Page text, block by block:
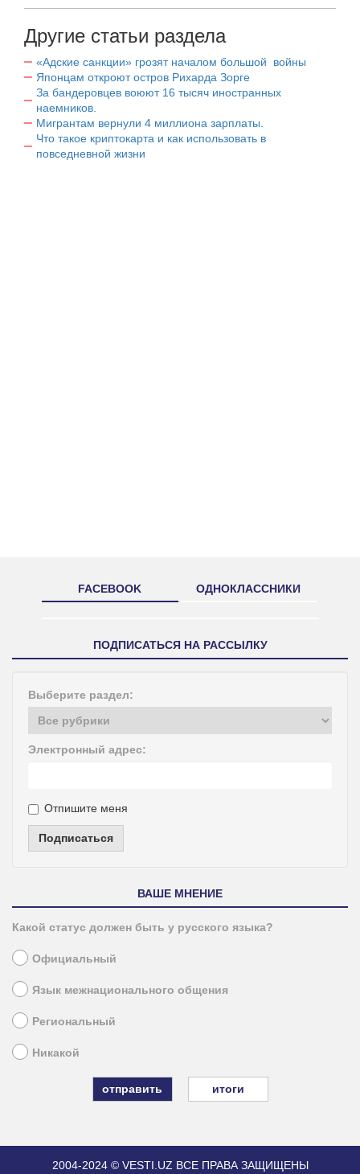
Другие статьи раздела
«Адские санкции» грозят началом большой войны
Японцам откроют остров Рихарда Зорге
За бандеровцев воюют 16 тысяч иностранных
наемников.
Мигрантам вернули 4 миллиона зарплаты.
Что такое криптокарта и как использовать в
повседневной жизни
FACEBOOK ОДНОКЛАССНИКИ
ПОДПИСАТЬСЯ НА РАССЫЛКУ
Выберите раздел:
Электронный адрес:
Отпишите меня
Подписаться
ВАШЕ МНЕНИЕ
Какой статус должен быть у русского языка?
Официальный
Язык межнационального общения
Региональный
Никакой
итоги
2004-2024 © VESTI.UZ ВСЕ ПРАВА ЗАЩИЩЕНЫ